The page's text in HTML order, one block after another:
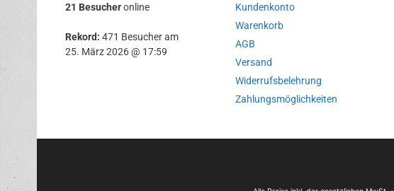
21 Besucheronline
Rekord: 471 Besucher am
25. März 2026 @ 17:59
Kundenkonto
Warenkorb
AGB
Versand
Widerrufsbelehrung
Zahlungsmöglichkeiten